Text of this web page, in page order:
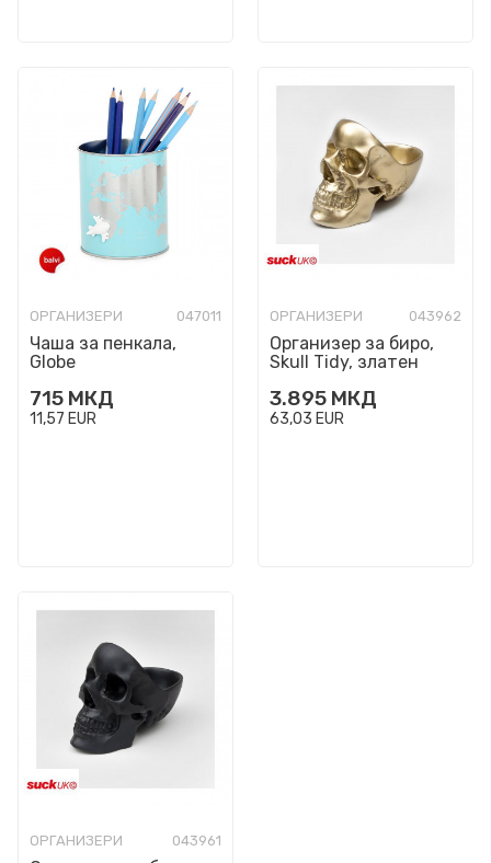
ОРГАНИЗЕРИ 047011
Чаша за пенкала,
Globe
715 МКД
11,57 EUR
ОРГАНИЗЕРИ 043962
Организер за биро,
Skull Tidy, златен
3.895 МКД
63,03 EUR
ОРГАНИЗЕРИ 043961